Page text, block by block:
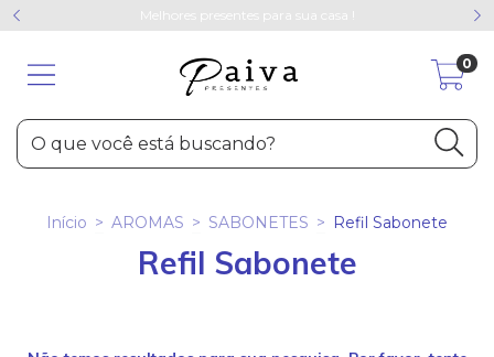
Melhores presentes para sua casa !
0
Início > AROMAS > SABONETES > Refil Sabonete
Refil Sabonete